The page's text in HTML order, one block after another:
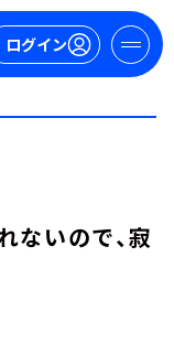
ログイン
ないので、寂